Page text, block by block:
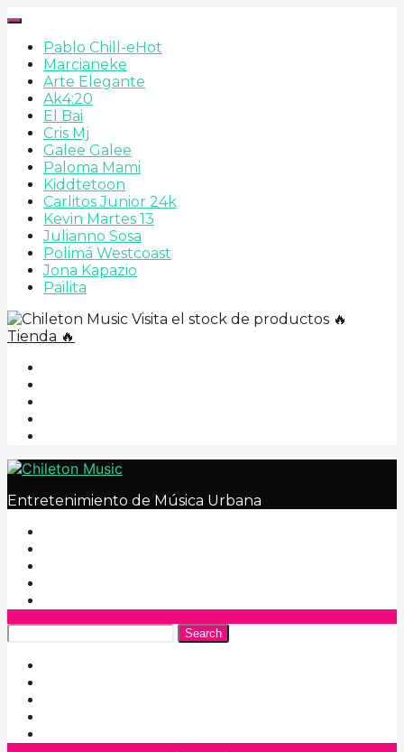
Pablo Chill-eHot
Marcianeke
Arte Elegante
Ak4:20
El Bai
Cris Mj
Galee Galee
Paloma Mami
Kiddtetoon
Carlitos Junior 24k
Kevin Martes 13
Julianno Sosa
Polimá Westcoast
Jona Kapazio
Pailita
Visita el stock de productos 🔥
Tienda 🔥
Entretenimiento de Música Urbana
Search